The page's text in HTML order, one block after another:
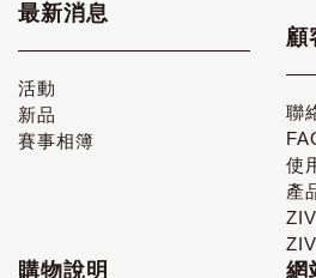
最新消息
活動
新品
賽事相簿
顧
聯
使
產
購物說明 網